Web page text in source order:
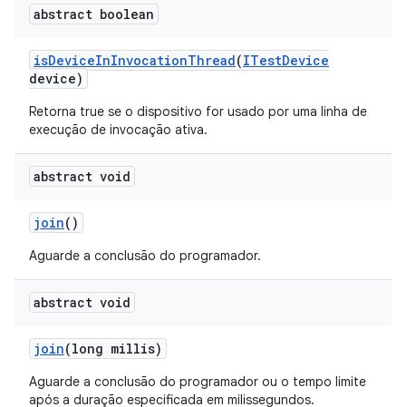
abstract boolean
isDeviceInInvocationThread(ITestDevice
device)
Retorna true se o dispositivo for usado por uma linha de
execução de invocação ativa.
abstract void
join()
Aguarde a conclusão do programador.
abstract void
join(long millis)
Aguarde a conclusão do programador ou o tempo limite
após a duração especificada em milissegundos.